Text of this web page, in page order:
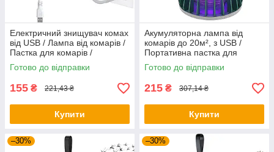
Електричний знищувач комах
від USB / Лампа від комарів /
Пастка для комарів /
Електрична мухобойка
Готово до відправки
155 ₴ 221,43 ₴
Купити
Акумуляторна лампа від
комарів до 20м², з USB /
Портативна пастка для
комарів / Знищувач комах
Готово до відправки
215 ₴ 307,14 ₴
Купити
–30% –30%